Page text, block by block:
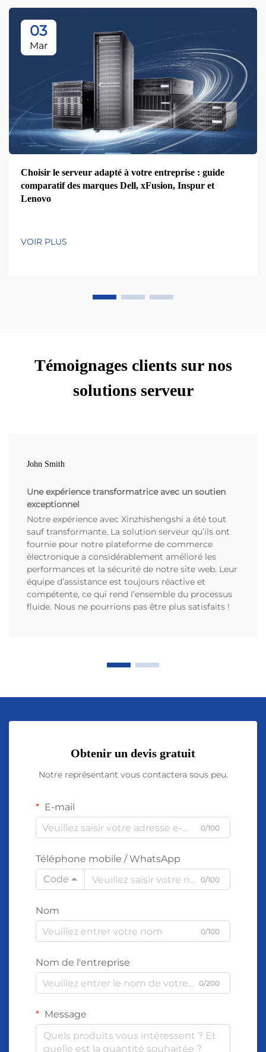
03
Mar
Choisir le serveur adapté à votre entreprise : guide
comparatif des marques Dell, xFusion, Inspur et
Lenovo
VOIR PLUS
Témoignages clients sur nos
solutions serveur
John Smith
Une expérience transformatrice avec un soutien
exceptionnel
Notre expérience avec Xinzhishengshi a été tout
sauf transformante. La solution serveur qu’ils ont
fournie pour notre plateforme de commerce
électronique a considérablement amélioré les
performances et la sécurité de notre site web. Leur
équipe d’assistance est toujours réactive et
compétente, ce qui rend l’ensemble du processus
fluide. Nous ne pourrions pas être plus satisfaits !
Obtenir un devis gratuit
Notre représentant vous contactera sous peu.
E-mail
0/100
Téléphone mobile / WhatsApp
Code
0/100
Nom
0/100
Nom de l'entreprise
0/200
Message